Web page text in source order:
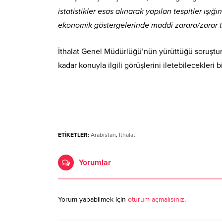
istatistikler esas alınarak yapılan tespitler
ekonomik göstergelerinde maddi zarara/zarar
İthalat Genel Müdürlüğü’nün yürüttüğü
kadar konuyla ilgili görüşlerini iletebilecekleri
ETİKETLER: Arabistan, İthalat
Yorumlar
Yorum yapabilmek için oturum açmalısınız.